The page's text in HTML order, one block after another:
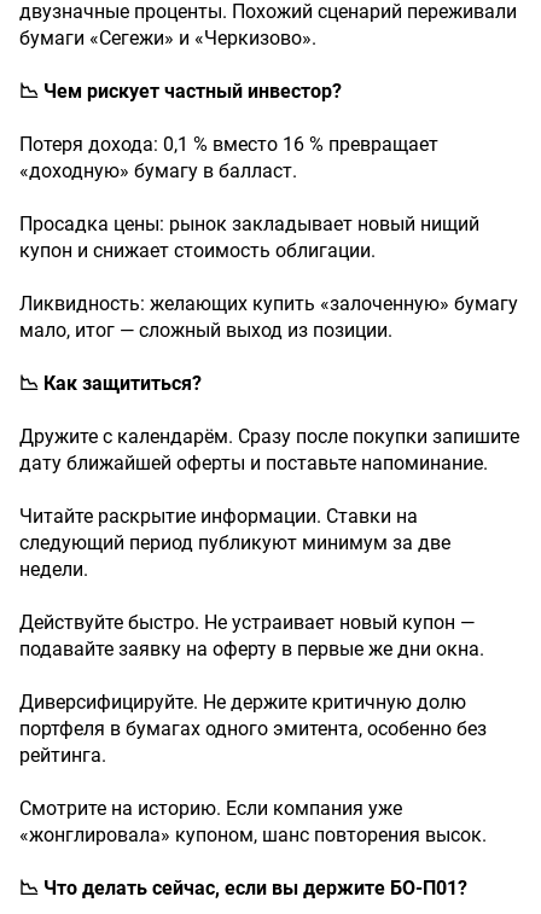
двузначные проценты. Похожий сценарий переживали
бумаги «Сегежи» и «Черкизово».
📉 Чем рискует частный инвестор?
Потеря дохода: 0,1 % вместо 16 % превращает
«доходную» бумагу в балласт.
Просадка цены: рынок закладывает новый нищий
купон и снижает стоимость облигации.
Ликвидность: желающих купить «залоченную» бумагу
мало, итог — сложный выход из позиции.
📉 Как защититься?
Дружите с календарём. Сразу после покупки запишите
дату ближайшей оферты и поставьте напоминание.
Читайте раскрытие информации. Ставки на
следующий период публикуют минимум за две
недели.
Действуйте быстро. Не устраивает новый купон —
подавайте заявку на оферту в первые же дни окна.
Диверсифицируйте. Не держите критичную долю
портфеля в бумагах одного эмитента, особенно без
рейтинга.
Смотрите на историю. Если компания уже
«жонглировала» купоном, шанс повторения высок.
📉 Что делать сейчас, если вы держите БО-П01?